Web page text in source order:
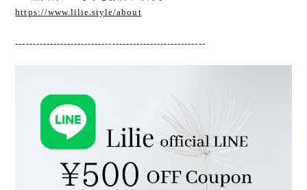
https://www.lilie.style/about
-------------------------------------------------------